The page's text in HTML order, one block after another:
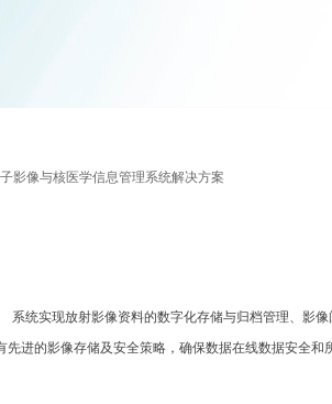
系统实现放射影像资料的数字化存储与归档管理、影
先进的影像存储及安全策略，确保数据在线数据安全和
影像与核医学信息管理系统解决方案